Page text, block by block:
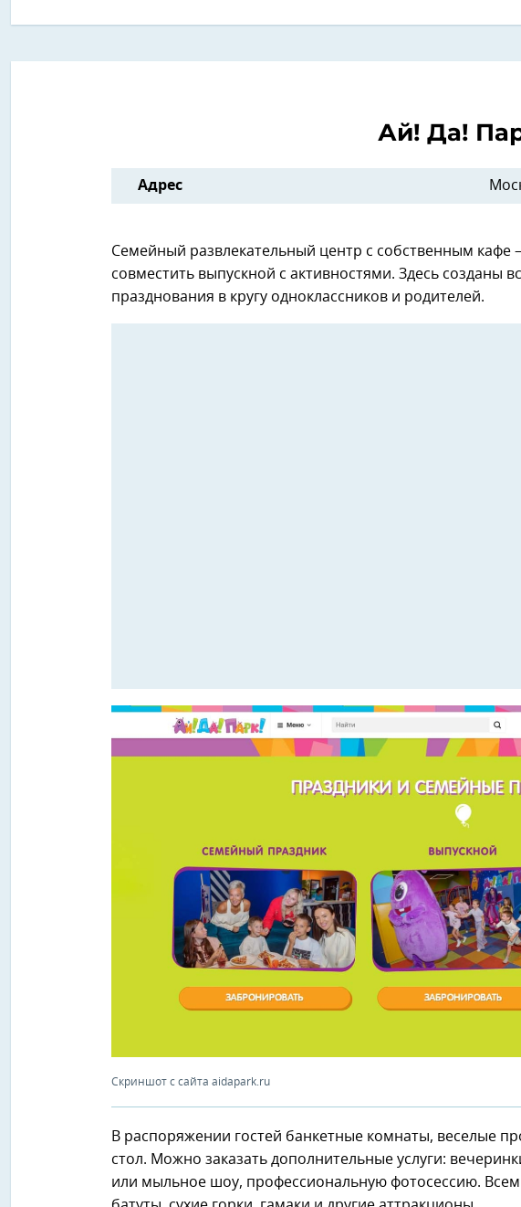
Ай! Да!
Адрес
Семейный развлекательный центр с собственным кафе
совместить выпускной с активностями. Здесь созданы
празднования в кругу одноклассников и родителей.
Скриншот с сайта aidapark.ru
В распоряжении гостей банкетные комнаты, веселые
стол. Можно заказать дополнительные услуги:
или мыльное шоу, профессиональную фотосессию. Всем